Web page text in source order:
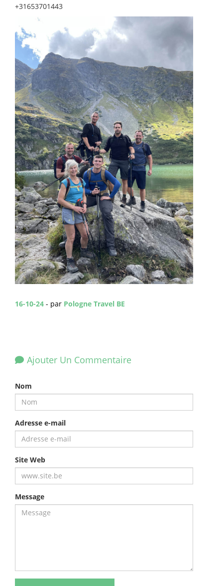
+31653701443
16-10-24 - par Pologne Travel BE
Ajouter Un Commentaire
Nom
Adresse e-mail
Site Web
Message